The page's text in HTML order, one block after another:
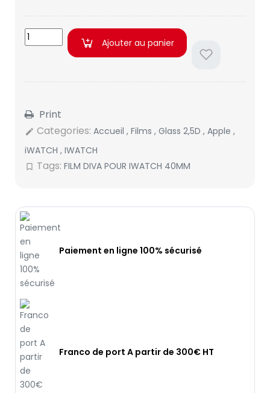
Ajouter au panier
Print
edit Categories: Accueil , Films , Glass 2,5D , Apple ,
iWATCH , IWATCH
bookmark_border Tags: FILM DIVA POUR IWATCH 40MM
Paiement en ligne 100% sécurisé
Franco de port A partir de 300€ HT